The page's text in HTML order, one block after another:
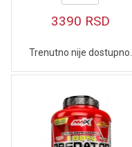
3390 RSD
Trenutno nije dostupno.